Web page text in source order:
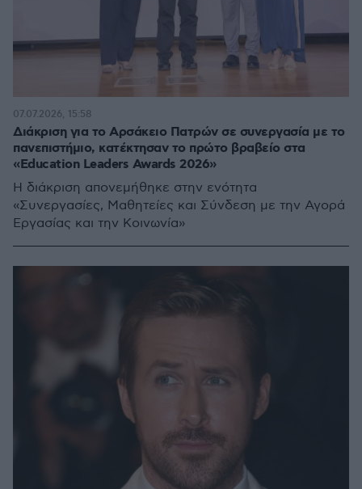
Διάκριση για το Αρσάκειο Πατρών σε συνεργασία με το
πανεπιστήμιο, κατέκτησαν το πρώτο βραβείο στα
«Education Leaders Awards 2026»
Η διάκριση απονεμήθηκε στην ενότητα
«Συνεργασίες, Μαθητείες και Σύνδεση με την Αγορά
Εργασίας και την Κοινωνία»
07.07.2026, 15:58